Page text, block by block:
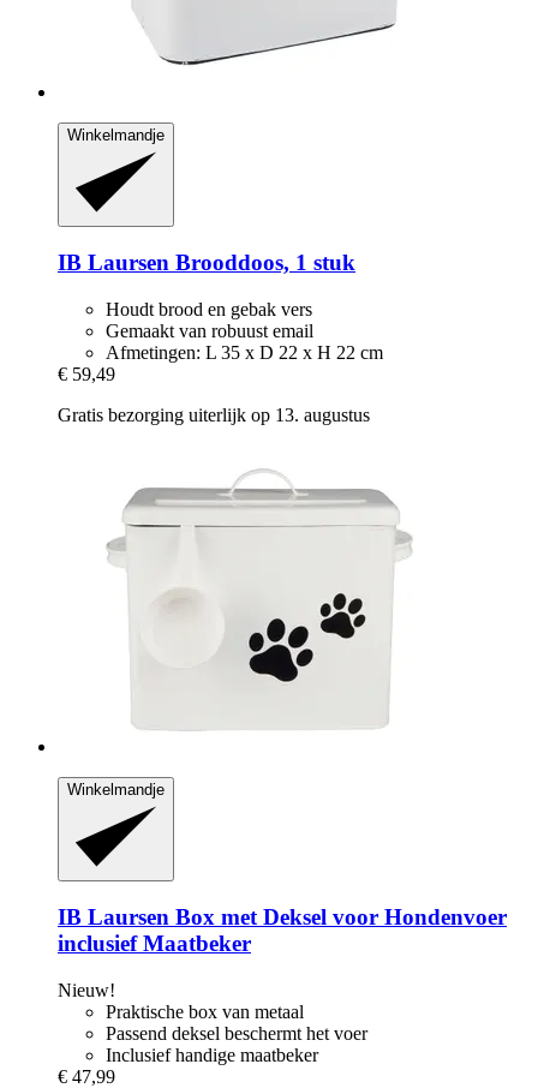
Winkelmandje
IB Laursen Brooddoos, 1 stuk
Houdt brood en gebak vers
Gemaakt van robuust email
Afmetingen: L 35 x D 22 x H 22 cm
€ 59,49
Gratis bezorging uiterlijk op 13. augustus
Winkelmandje
IB Laursen Box met Deksel voor Hondenvoer
inclusief Maatbeker
Nieuw!
Praktische box van metaal
Passend deksel beschermt het voer
Inclusief handige maatbeker
€ 47,99